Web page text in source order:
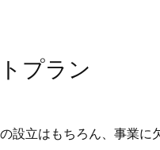
プラン
設立はもちろん、事業に